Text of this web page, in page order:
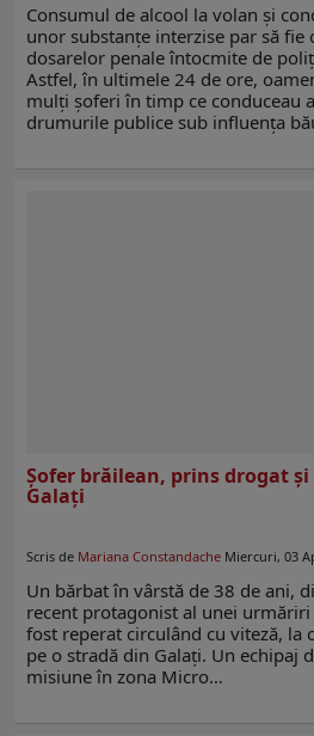
Consumul de alcool la volan și
unor substanțe interzise par să fie
dosarelor penale întocmite de
Astfel, în ultimele 24 de ore,
mulți șoferi în timp ce conduceau
drumurile publice sub influența
Șofer brăilean, prins drogat
Galați
Scris de Mariana Constandache Miercuri, 03
Un bărbat în vârstă de 38 de ani,
recent protagonist al unei
fost reperat circulând cu viteză, la
pe o stradă din Galaţi. Un echipaj
misiune în zona Micro…